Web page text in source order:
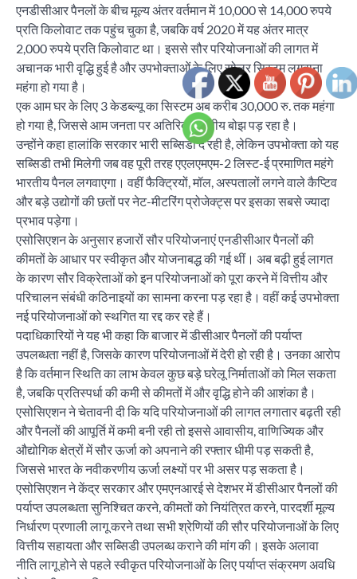
एनडीसीआर पैनलों के बीच मूल्य अंतर वर्तमान में 10,000 से 14,000 रुपये
प्रति किलोवाट तक पहुंच चुका है, जबकि वर्ष 2020 में यह अंतर मात्र
2,000 रुपये प्रति किलोवाट था। इससे सौर परियोजनाओं की लागत में
अचानक भारी वृद्धि हुई है और उपभोक्ताओं के लिए सोलर सिस्टम लगवाना
महंगा हो गया है।
एक आम घर के लिए 3 केडब्ल्यू का सिस्टम अब करीब 30,000 रु. तक महंगा
हो गया है, जिससे आम जनता पर अतिरिक्त वित्तीय बोझ पड़ रहा है।
उन्होंने कहा हालांकि सरकार भारी सब्सिडी दे रही है, लेकिन उपभोक्ता को यह
सब्सिडी तभी मिलेगी जब वह पूरी तरह एएलएमएम-2 लिस्ट-ई प्रमाणित महंगे
भारतीय पैनल लगवाएगा। वहीं फैक्ट्रियों, मॉल, अस्पतालों लगने वाले कैप्टिव
और बड़े उद्योगों की छतों पर नेट-मीटरिंग प्रोजेक्ट्स पर इसका सबसे ज्यादा
प्रभाव पड़ेगा।
एसोसिएशन के अनुसार हजारों सौर परियोजनाएं एनडीसीआर पैनलों की
कीमतों के आधार पर स्वीकृत और योजनाबद्ध की गई थीं। अब बढ़ी हुई लागत
के कारण सौर विक्रेताओं को इन परियोजनाओं को पूरा करने में वित्तीय और
परिचालन संबंधी कठिनाइयों का सामना करना पड़ रहा है। वहीं कई उपभोक्ता
नई परियोजनाओं को स्थगित या रद्द कर रहे हैं।
पदाधिकारियों ने यह भी कहा कि बाजार में डीसीआर पैनलों की पर्याप्त
उपलब्धता नहीं है, जिसके कारण परियोजनाओं में देरी हो रही है। उनका आरोप
है कि वर्तमान स्थिति का लाभ केवल कुछ बड़े घरेलू निर्माताओं को मिल सकता
है, जबकि प्रतिस्पर्धा की कमी से कीमतों में और वृद्धि होने की आशंका है।
एसोसिएशन ने चेतावनी दी कि यदि परियोजनाओं की लागत लगातार बढ़ती रही
और पैनलों की आपूर्ति में कमी बनी रही तो इससे आवासीय, वाणिज्यिक और
औद्योगिक क्षेत्रों में सौर ऊर्जा को अपनाने की रफ्तार धीमी पड़ सकती है,
जिससे भारत के नवीकरणीय ऊर्जा लक्ष्यों पर भी असर पड़ सकता है।
एसोसिएशन ने केंद्र सरकार और एमएनआरई से देशभर में डीसीआर पैनलों की
पर्याप्त उपलब्धता सुनिश्चित करने, कीमतों को नियंत्रित करने, पारदर्शी मूल्य
निर्धारण प्रणाली लागू करने तथा सभी श्रेणियों की सौर परियोजनाओं के लिए
वित्तीय सहायता और सब्सिडी उपलब्ध कराने की मांग की। इसके अलावा
नीति लागू होने से पहले स्वीकृत परियोजनाओं के लिए पर्याप्त संक्रमण अवधि